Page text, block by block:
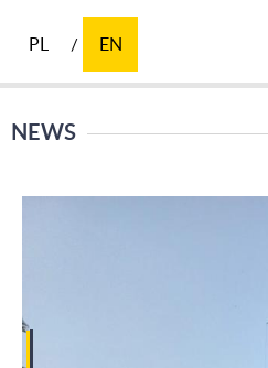
PL EN
NEWS